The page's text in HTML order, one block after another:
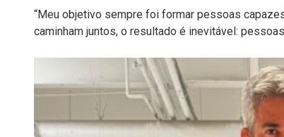
“Meu objetivo sempre foi formar pessoas
caminham juntos, o resultado é inevitável: